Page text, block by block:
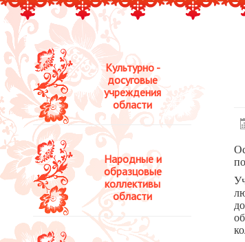
Культурно -
досуговые
учреждения
области
Народные и
образцовые
коллективы
области